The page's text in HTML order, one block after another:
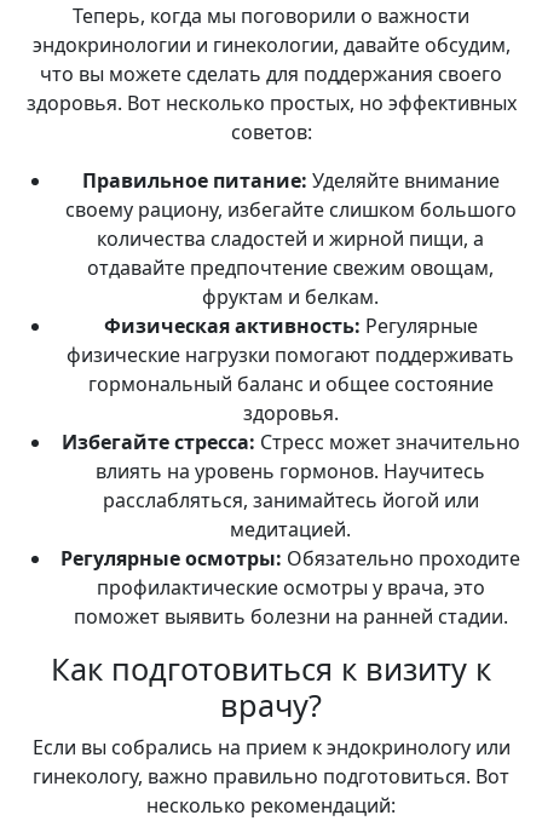
Теперь, когда мы поговорили о важности
эндокринологии и гинекологии, давайте обсудим,
что вы можете сделать для поддержания своего
здоровья. Вот несколько простых, но эффективных
советов:
Правильное питание: Уделяйте внимание
своему рациону, избегайте слишком большого
количества сладостей и жирной пищи, а
отдавайте предпочтение свежим овощам,
фруктам и белкам.
Физическая активность: Регулярные
физические нагрузки помогают поддерживать
гормональный баланс и общее состояние
здоровья.
Избегайте стресса: Стресс может значительно
влиять на уровень гормонов. Научитесь
расслабляться, занимайтесь йогой или
медитацией.
Регулярные осмотры: Обязательно проходите
профилактические осмотры у врача, это
поможет выявить болезни на ранней стадии.
Как подготовиться к визиту к
врачу?
Если вы собрались на прием к эндокринологу или
гинекологу, важно правильно подготовиться. Вот
несколько рекомендаций: